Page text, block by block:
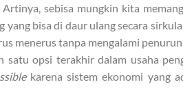
sebisa mungkin kita
bisa di daur ulang secara
menerus tanpa mengalami
satu opsi terakhir dalam usaha
karena sistem ekonomi yang